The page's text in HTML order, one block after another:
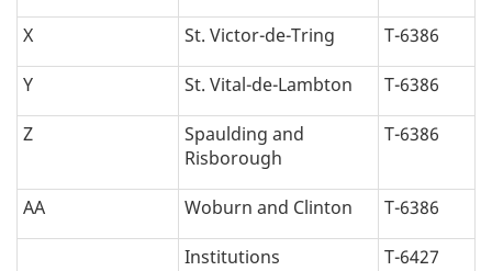
X St. Victor-de-Tring T-6386
Y St. Vital-de-Lambton T-6386
Z
Spaulding and
Risborough
T-6386
AA Woburn and Clinton T-6386
Institutions T-6427